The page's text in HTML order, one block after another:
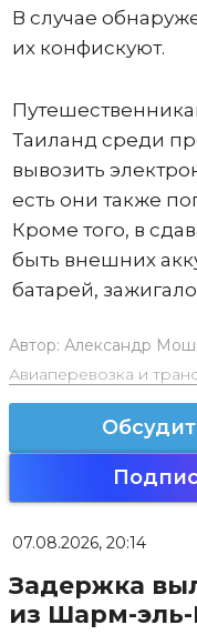
В случае
их конфискуют.
Таиланд среди
вывозить
есть они также
Кроме того, в
быть внешних
батарей,
Автор: Александр
Авиаперевозка и
07.08.2026, 20:14
Задержка
из Шарм-